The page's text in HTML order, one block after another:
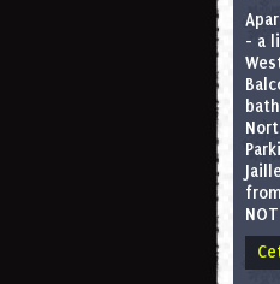
- a